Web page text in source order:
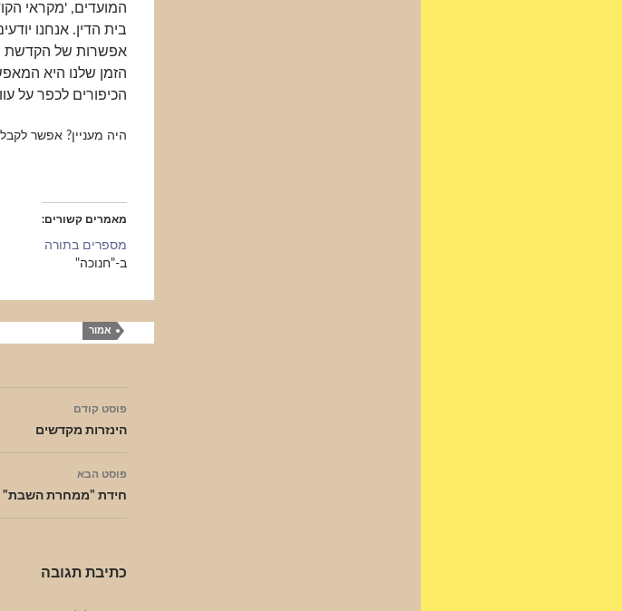
המועדים, 'מקראי
בית הדין. אנחנו
אפשרות של הקדשת
הזמן שלנו היא
הכיפורים לכפר על
היה מעניין? אפשר
מאמרים קשורים
מספרים בתורה
ב-"חנוכה"
אמור
ניווט
בפוסטים
פוסט קודם
הינזרות מקדשים
פוסט הבא
חידת "ממחרת השבת"
כתיבת תגובה